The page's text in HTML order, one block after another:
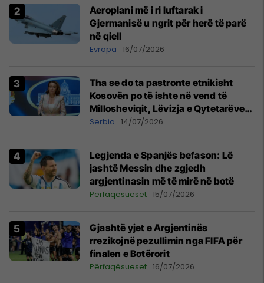
Aeroplani më i ri luftarak i
Gjermanisë u ngrit për herë të parë
në qiell
Evropa 16/07/2026
Tha se do ta pastronte etnikisht
Kosovën po të ishte në vend të
Millosheviqit, Lëvizja e Qytetarëve
të Lirë në Serbi kërkon shkarkimin e
Serbia 14/07/2026
Legjenda e Spanjës befason: Lë
jashtë Messin dhe zgjedh
argjentinasin më të mirë në botë
Përfaqësueset 15/07/2026
Gjashtë yjet e Argjentinës
rrezikojnë pezullimin nga FIFA për
finalen e Botërorit
Përfaqësueset 16/07/2026